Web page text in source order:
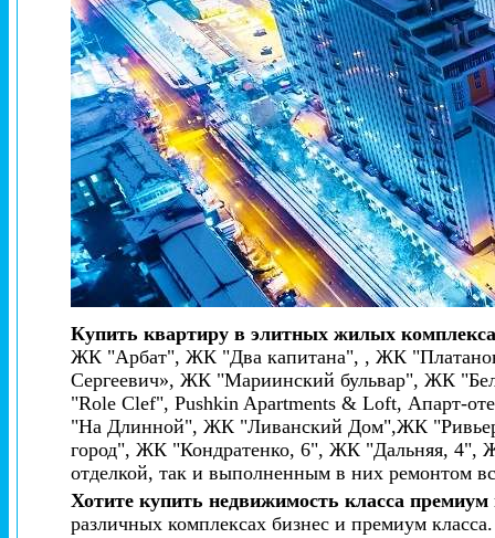
Купить квартиру в элитных жилых
ЖК "Арбат", ЖК "Два капитана", , ЖК
Сергеевич», ЖК "Мариинский бульвар", ЖК
"Role Clef", Pushkin Apartments & Loft, Апарт-
"На Длинной", ЖК "Ливанский Дом",ЖК
город", ЖК "Кондратенко, 6", ЖК "Дальняя, 4",
отделкой, так и выполненным в них ремонтом
Хотите купить недвижимость класса премиум
различных комплексах бизнес и премиум